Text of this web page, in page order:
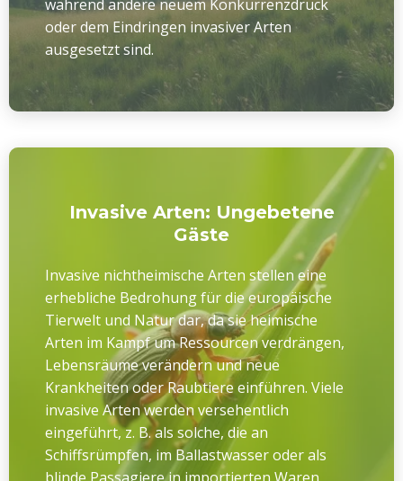
während andere neuem Konkurrenzdruck
oder dem Eindringen invasiver Arten
ausgesetzt sind.
Invasive Arten: Ungebetene
Gäste
Invasive nichtheimische Arten stellen eine
erhebliche Bedrohung für die europäische
Tierwelt und Natur dar, da sie heimische
Arten im Kampf um Ressourcen verdrängen,
Lebensräume verändern und neue
Krankheiten oder Raubtiere einführen. Viele
invasive Arten werden versehentlich
eingeführt, z. B. als solche, die an
Schiffsrümpfen, im Ballastwasser oder als